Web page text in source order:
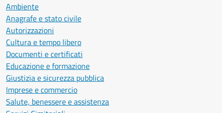
Ambiente
Anagrafe e stato civile
Autorizzazioni
Cultura e tempo libero
Documenti e certificati
Educazione e formazione
Giustizia e sicurezza pubblica
Imprese e commercio
Salute, benessere e assistenza